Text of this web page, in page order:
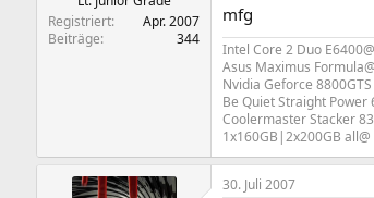
Registriert
Apr. 2007
Beiträge
344
mfg
Intel Core 2 Duo
Asus Maximus
Nvidia Geforce
Be Quiet Straight Power
Coolermaster Stacker
1x160GB|2x200GB
30. Juli 2007